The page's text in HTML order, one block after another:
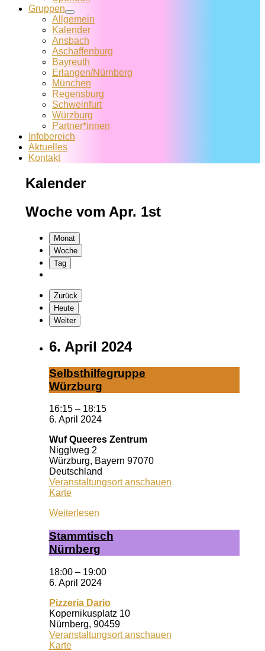
Gruppen
Allgemein
Kalender
Ansbach
Aschaffenburg
Bayreuth
Erlangen/Nürnberg
München
Regensburg
Schweinfurt
Würzburg
Partner*innen
Infobereich
Aktuelles
Kontakt
Kalender
Woche vom Apr. 1st
Monat
Woche
Tag
Zurück
Heute
Weiter
6. April 2024
Selbst­hil­fe­grup­pe
Würz­burg
16:15 – 18:15
6. April 2024
Wuf Queeres Zentrum
Nigglweg 2
Würzburg, Bayern 97070
Deutschland
Veranstaltungsort anschauen
KarteWuf
Zentrum
Weiterlesen
Stamm­tisch
Nürn­berg
18:00 – 19:00
6. April 2024
Pizzeria Dario
Kopernikusplatz 10
Nürnberg, 90459
Veranstaltungsort anschauen
KartePizzeria